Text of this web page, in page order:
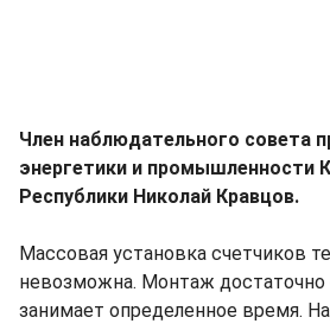
Член наблюдательного совета
энергетики и промышленности
Республики Николай Кравцов.
Массовая установка счетчиков
невозможна. Монтаж
занимает определенное время.